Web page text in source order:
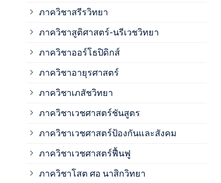
ภาควิชาสรีรวิทยา
ภาควิชาสูติศาสตร์-นรีเวชวิทยา
ภาควิชาออร์โธปิดิกส์
ภาควิชาอายุรศาสตร์
ภาควิชาเภสัชวิทยา
ภาควิชาเวชศาสตร์ชันสูตร
ภาควิชาเวชศาสตร์ป้องกันและสังคม
ภาควิชาเวชศาสตร์ฟื้นฟู
ภาควิชาโสต ศอ นาสิกวิทยา